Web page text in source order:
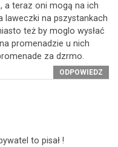
a teraz oni mogą na ich
laweczki na pszystankach
też by moglo wysłać
promenadzie u nich
za dzrmo.
ODPOWIEDZ
to pisał !